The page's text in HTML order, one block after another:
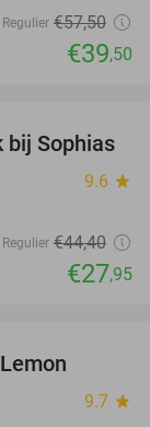
Regulier €57,50
€39,50
37%
bij Sophias
9.6 star
Regulier €44,40
€27,95
9.7 star